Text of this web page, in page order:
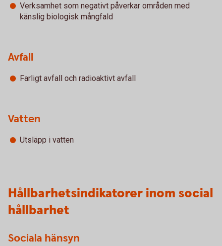
Verksamhet som negativt påverkar områden med
känslig biologisk mångfald
Avfall
Farligt avfall och radioaktivt avfall
Vatten
Utsläpp i vatten
Hållbarhetsindikatorer inom social
hållbarhet
Sociala hänsyn